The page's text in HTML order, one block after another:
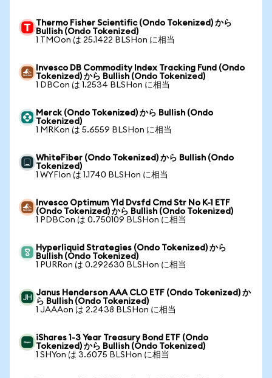
Thermo Fisher Scientific (Ondo Tokenized) から
Bullish (Ondo Tokenized)
1 TMOon は 25.1422 BLSHon に相当
Invesco DB Commodity Index Tracking Fund (Ondo
Tokenized) から Bullish (Ondo Tokenized)
1 DBCon は 1.2534 BLSHon に相当
Merck (Ondo Tokenized) から Bullish (Ondo
Tokenized)
1 MRKon は 5.6559 BLSHon に相当
WhiteFiber (Ondo Tokenized) から Bullish (Ondo
Tokenized)
1 WYFIon は 1.1740 BLSHon に相当
Invesco Optimum Yld Dvsfd Cmd Str No K-1 ETF
(Ondo Tokenized) から Bullish (Ondo Tokenized)
1 PDBCon は 0.750109 BLSHon に相当
Hyperliquid Strategies (Ondo Tokenized) から
Bullish (Ondo Tokenized)
1 PURRon は 0.292630 BLSHon に相当
Janus Henderson AAA CLO ETF (Ondo Tokenized) か
ら Bullish (Ondo Tokenized)
1 JAAAon は 2.2438 BLSHon に相当
iShares 1-3 Year Treasury Bond ETF (Ondo
Tokenized) から Bullish (Ondo Tokenized)
1 SHYon は 3.6075 BLSHon に相当